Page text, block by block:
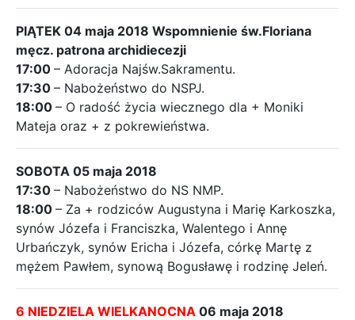
PIĄTEK 04 maja 2018 Wspomnienie św.Floriana
męcz. patrona archidiecezji
17:00 – Adoracja Najśw.Sakramentu.
17:30 – Nabożeństwo do NSPJ.
18:00 – O radość życia wiecznego dla + Moniki
Mateja oraz + z pokrewieństwa.
SOBOTA 05 maja 2018
17:30 – Nabożeństwo do NS NMP.
18:00 – Za + rodziców Augustyna i Marię Karkoszka,
synów Józefa i Franciszka, Walentego i Annę
Urbańczyk, synów Ericha i Józefa, córkę Martę z
mężem Pawłem, synową Bogusławę i rodzinę Jeleń.
6 NIEDZIELA WIELKANOCNA 06 maja 2018